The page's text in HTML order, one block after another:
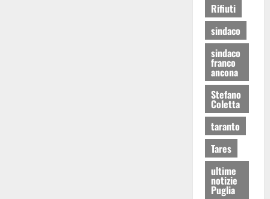
Rifiuti
sindaco
sindaco
franco
ancona
Stefano
Coletta
taranto
Tares
ultime
notizie
Puglia